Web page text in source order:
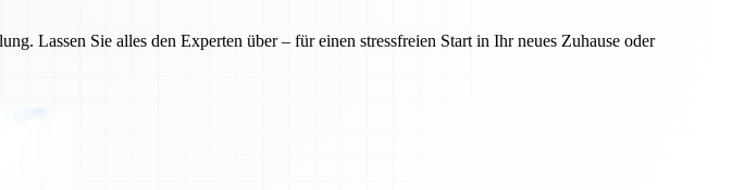
Lassen Sie alles den Experten über – für einen stressfreien Start in Ihr neues Zuhause oder